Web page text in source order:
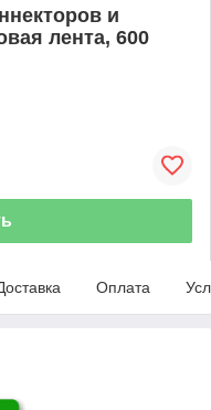
и
лента, 600
Оплата